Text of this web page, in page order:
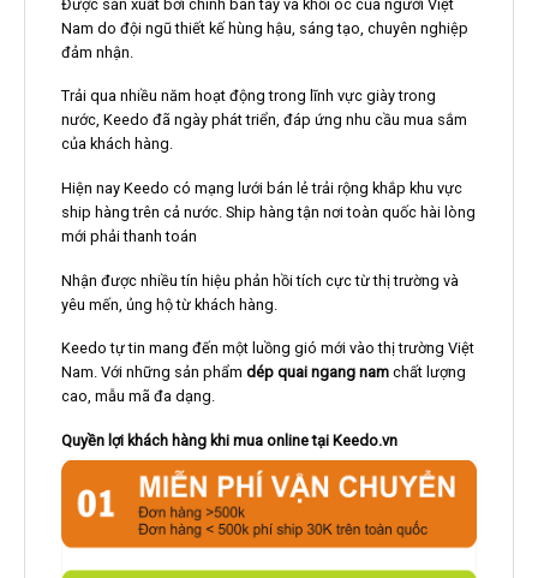
Được sản xuất bởi chính bàn tay và khối óc của người Việt
Nam do đội ngũ thiết kế hùng hậu, sáng tạo, chuyên nghiệp
đảm nhận.
Trải qua nhiều năm hoạt động trong lĩnh vực giày trong
nước, Keedo đã ngày phát triển, đáp ứng nhu cầu mua sắm
của khách hàng.
Hiện nay Keedo có mạng lưới bán lẻ trải rộng khắp khu vực
ship hàng trên cả nước. Ship hàng tận nơi toàn quốc hài lòng
mới phải thanh toán
Nhận được nhiều tín hiệu phản hồi tích cực từ thị trường và
yêu mến, ủng hộ từ khách hàng.
Keedo tự tin mang đến một luồng gió mới vào thị trường Việt
Nam. Với những sản phẩm dép quai ngang namchất lượng
cao, mẫu mã đa dạng.
Quyền lợi khách hàng khi mua online tại Keedo.vn